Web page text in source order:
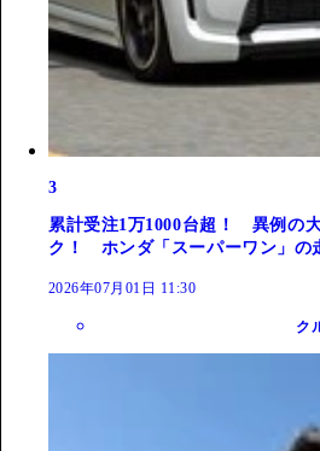
3
累計受注1万1000台超！ 異例の
ク！ ホンダ「スーパーワン」の
2026年07月01日 11:30
ク